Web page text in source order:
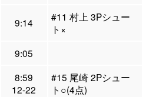
9:14
#11 村上 3Pシュー
ト×
9:05
8:59
12-22
#15 尾崎 2Pシュー
ト○(4点)